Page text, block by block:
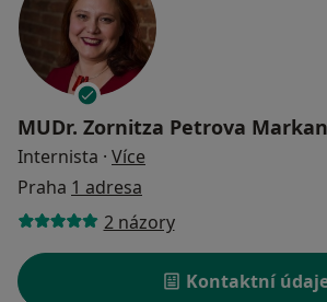
MUDr. Zornitza Petrova
Internista · Více
Praha 1 adresa
2 názory
Kontaktní